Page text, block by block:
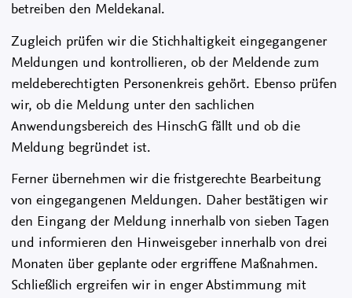
betreiben den Meldekanal.
Zugleich prüfen wir die Stichhaltigkeit eingegangener
Meldungen und kontrollieren, ob der Meldende zum
meldeberechtigten Personenkreis gehört. Ebenso prüfen
wir, ob die Meldung unter den sachlichen
Anwendungsbereich des HinschG fällt und ob die
Meldung begründet ist.
Ferner übernehmen wir die fristgerechte Bearbeitung
von eingegangenen Meldungen. Daher bestätigen wir
den Eingang der Meldung innerhalb von sieben Tagen
und informieren den Hinweisgeber innerhalb von drei
Monaten über geplante oder ergriffene Maßnahmen.
Schließlich ergreifen wir in enger Abstimmung mit